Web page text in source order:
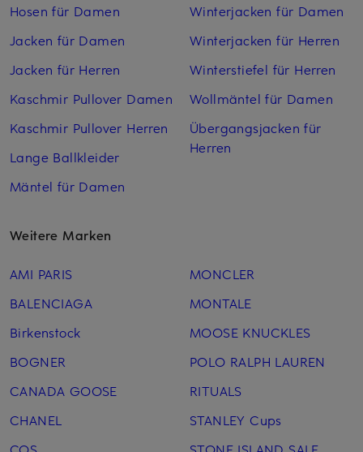
Hosen für Damen
Jacken für Damen
Jacken für Herren
Kaschmir Pullover Damen
Kaschmir Pullover Herren
Lange Ballkleider
Mäntel für Damen
Winterjacken für Damen
Winterjacken für Herren
Winterstiefel für Herren
Wollmäntel für Damen
Übergangsjacken für
Herren
Weitere Marken
AMI PARIS
BALENCIAGA
Birkenstock
BOGNER
CANADA GOOSE
CHANEL
MONCLER
MONTALE
MOOSE KNUCKLES
POLO RALPH LAUREN
RITUALS
STANLEY Cups